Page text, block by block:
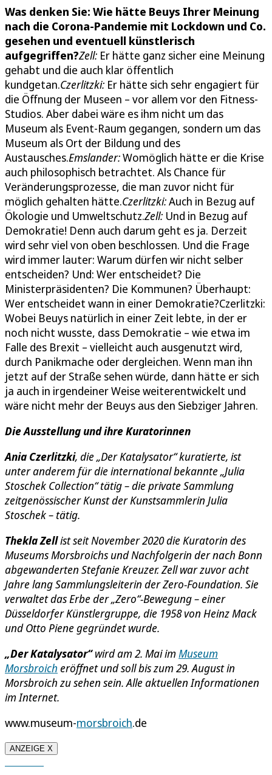
Was denken Sie: Wie hätte Beuys Ihrer Meinung
nach die Corona-Pandemie mit Lockdown und Co.
gesehen und eventuell künstlerisch
aufgegriffen?Zell: Er hätte ganz sicher eine Meinung
gehabt und die auch klar öffentlich
kundgetan.Czerlitzki: Er hätte sich sehr engagiert für
die Öffnung der Museen – vor allem vor den Fitness-
Studios. Aber dabei wäre es ihm nicht um das
Museum als Event-Raum gegangen, sondern um das
Museum als Ort der Bildung und des
Austausches.Emslander:Womöglich hätte er die Krise
auch philosophisch betrachtet. Als Chance für
Veränderungsprozesse, die man zuvor nicht für
möglich gehalten hätte.Czerlitzki:Auch in Bezug auf
Ökologie und Umweltschutz.Zell: Und in Bezug auf
Demokratie! Denn auch darum geht es ja. Derzeit
wird sehr viel von oben beschlossen. Und die Frage
wird immer lauter: Warum dürfen wir nicht selber
entscheiden? Und: Wer entscheidet? Die
Ministerpräsidenten? Die Kommunen? Überhaupt:
Wer entscheidet wann in einer Demokratie?Czerlitzki:
Wobei Beuys natürlich in einer Zeit lebte, in der er
noch nicht wusste, dass Demokratie – wie etwa im
Falle des Brexit – vielleicht auch ausgenutzt wird,
durch Panikmache oder dergleichen. Wenn man ihn
jetzt auf der Straße sehen würde, dann hätte er sich
ja auch in irgendeiner Weise weiterentwickelt und
wäre nicht mehr der Beuys aus den Siebziger Jahren.
Die Ausstellung und ihre Kuratorinnen
Ania Czerlitzki, die „Der Katalysator“ kuratierte, ist
unter anderem für die international bekannte „Julia
Stoschek Collection“ tätig – die private Sammlung
zeitgenössischer Kunst der Kunstsammlerin Julia
Stoschek – tätig.
Thekla Zellist seit November 2020 die Kuratorin des
Museums Morsbroichs und Nachfolgerin der nach Bonn
abgewanderten Stefanie Kreuzer. Zell war zuvor acht
Jahre lang Sammlungsleiterin der Zero-Foundation. Sie
verwaltet das Erbe der „Zero“-Bewegung – einer
Düsseldorfer Künstlergruppe, die 1958 von Heinz Mack
und Otto Piene gegründet wurde.
„Der Katalysator“wird am 2. Mai im Museum
Morsbroich eröffnet und soll bis zum 29. August in
Morsbroich zu sehen sein. Alle aktuellen Informationen
im Internet.
www.museum-morsbroich.de
ANZEIGE X